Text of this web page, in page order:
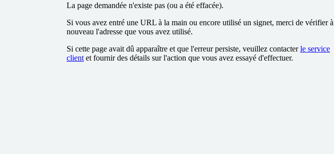
La page demandée n'existe pas (ou a été effacée).
Si vous avez entré une URL à la main ou encore utilisé un signet, merci de vérifier à
nouveau l'adresse que vous avez utilisé.
Si cette page avait dû apparaître et que l'erreur persiste, veuillez contacterle service
clientet fournir des détails sur l'action que vous avez essayé d'effectuer.